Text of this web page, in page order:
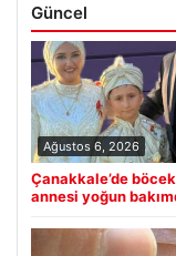
Güncel
Ağustos 6, 2026
Çanakkale’de
annesi yoğun